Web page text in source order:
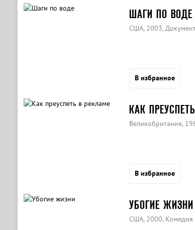
ШАГИ ПО ВОДЕ
США, 2003,
В избранное
КАК
Великобритания,
В избранное
УБОГИЕ ЖИЗНИ
США, 2000, Комедия